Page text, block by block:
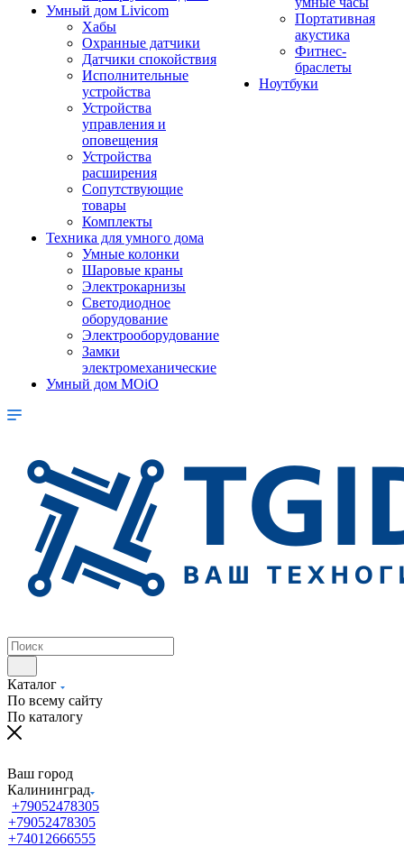
Умный дом Livicom
Хабы
Охранные датчики
Датчики спокойствия
Исполнительные
устройства
Устройства
управления и
оповещения
Устройства
расширения
Сопутствующие
товары
Комплекты
Техника для умного дома
Умные колонки
Шаровые краны
Электрокарнизы
Светодиодное
оборудование
Электрооборудование
Замки
электромеханические
Умный дом MOiO
Портативная
акустика
Фитнес-
браслеты
Ноутбуки
Каталог
По всему сайту
По каталогу
Ваш город
Калининград
+79052478305
+79052478305
+74012666555